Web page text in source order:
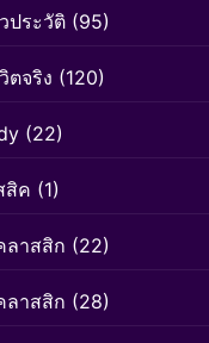
ประวัติ (95)
ตจริง (120)
(22)
สิค (1)
ลาสสิก (22)
ลาสสิก (28)